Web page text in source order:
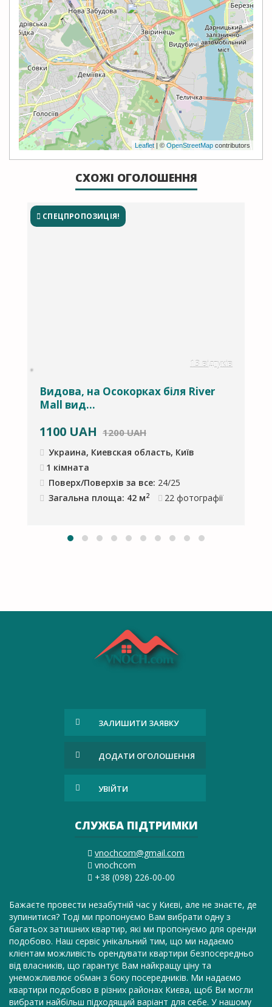
Leaflet | © OpenStreetMap contributors
СХОЖІ ОГОЛОШЕННЯ
СПЕЦПРОПОЗИЦІЯ!
13 відгуків
Видова, на Осокорках біля River
Mall вид...
1100 UAH 1200 UAH
Украина, Киевская область, Київ
1 кімната
Поверх/Поверхів за все: 24/25
Загальна площа: 42 м2 22 фотографії
ЗАЛИШИТИ ЗАЯВКУ
ДОДАТИ ОГОЛОШЕННЯ
УВІЙТИ
СЛУЖБА ПІДТРИМКИ
vnochcom@gmail.com
vnochcom
+38 (098) 226-00-00
Бажаєте провести незабутній час у Києві, але не знаєте, де
зупинитися? Тоді ми пропонуємо Вам вибрати одну з
багатьох затишних квартир, які ми пропонуємо для оренди
подобово. Наш сервіс унікальний тим, що ми надаємо
клієнтам можливість орендувати квартири безпосередньо
від власників, що гарантує Вам найкращу ціну та
унеможливлює обман з боку посередників. Ми надаємо
квартири подобово в різних районах Києва, щоб Ви могли
вибрати найбільш підходящий варіант для себе. У нашому